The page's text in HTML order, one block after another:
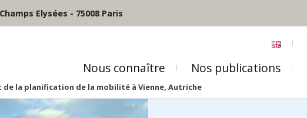
Elysées - 75008 Paris
Nous connaître Nos publications
de la planification de la mobilité à Vienne, Autriche